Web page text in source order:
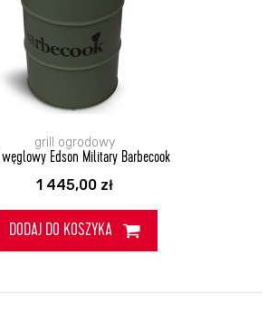
grill ogrodowy
Edson Military Barbecook
1 445,00 zł
DODAJ DO KOSZYKA